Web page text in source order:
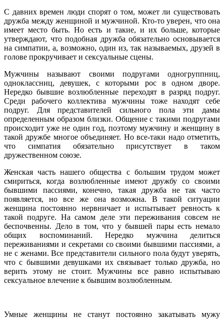
С давних времен люди спорят о том, может ли существовать
дружба между женщиной и мужчиной. Кто-то уверен, что она
имеет место быть. Но есть и такие, и их больше, которые
утверждают, что подобная дружба обязательно основывается
на симпатии, а, возможно, один из, так называемых, друзей в
голове прокручивает и сексуальные сцены.
Мужчины называют своими подругами одногруппниц,
одноклассниц, девушек, с которыми рос в одном дворе.
Нередко бывшие возлюбленные переходят в разряд подруг.
Среди рабочего коллектива мужчины тоже находят себе
подруг. Для представителей сильного пола эти дамы
определенным образом близки. Общение с такими подругами
происходит уже не один год, поэтому мужчину и женщину в
такой дружбе многое объединяет. Но все-таки надо отметить,
что симпатия обязательно присутствует в таком
дружественном союзе.
Женская часть нашего общества с большим трудом может
смириться, когда возлюбленные имеют дружбу со своими
бывшими пассиями, конечно, такая дружба не так часто
появляется, но все же она возможна. В такой ситуации
женщина постоянно нервничает и испытывает ревность к
такой подруге. На самом деле эти переживания совсем не
беспочвенны. Дело в том, что у бывшей пары есть немало
общих воспоминаний. Нередко мужчина делиться
переживаниями и секретами со своими бывшими пассиями, а
не с женами. Все представители сильного пола будут уверять,
что с бывшими девушками их связывает только дружба, но
верить этому не стоит. Мужчины все равно испытываю
сексуальное влечение к бывшим возлюбленным.
Умные женщины не станут постоянно закатывать мужу